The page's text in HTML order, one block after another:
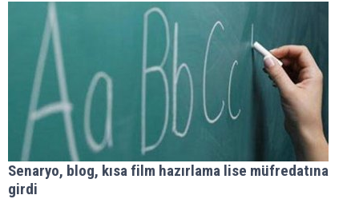
Senaryo, blog, kısa film hazırlama lise müfredatına
girdi